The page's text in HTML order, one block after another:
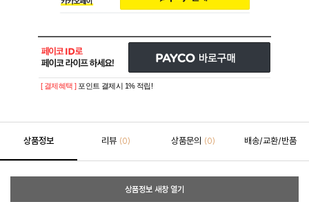
[ 결제혜택 ] 포인트 결제시 1% 적립!
상품정보 리뷰 (0) 상품문의 (0) 배송/교환/반품
상품정보 새창 열기